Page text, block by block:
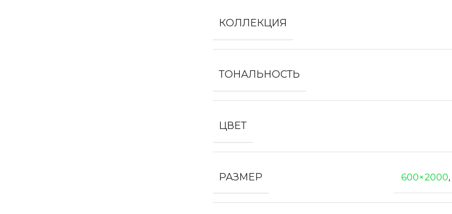
КОЛЛЕКЦИЯ
ТОНАЛЬНОСТЬ
ЦВЕТ
РАЗМЕР 600×2000,